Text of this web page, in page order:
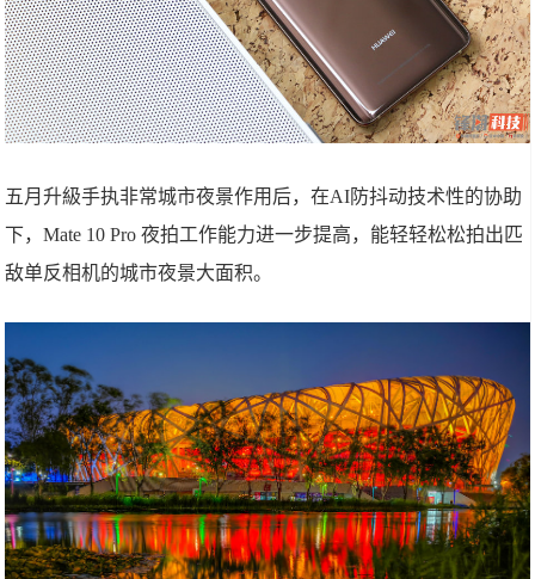
五月升級手执非常城市夜景作用后，在AI防抖动技术性的协助
下，Mate 10 Pro 夜拍工作能力进一步提高，能轻轻松松拍出匹
敌单反相机的城市夜景大面积。